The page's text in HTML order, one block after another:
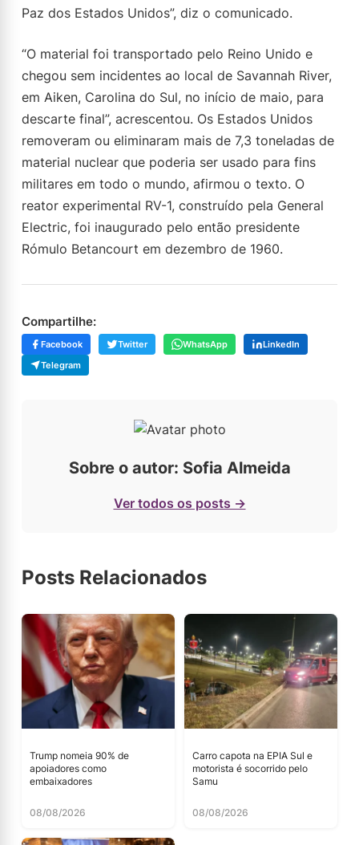
Paz dos Estados Unidos”, diz o comunicado.
“O material foi transportado pelo Reino Unido e
chegou sem incidentes ao local de Savannah River,
em Aiken, Carolina do Sul, no início de maio, para
descarte final”, acrescentou. Os Estados Unidos
removeram ou eliminaram mais de 7,3 toneladas de
material nuclear que poderia ser usado para fins
militares em todo o mundo, afirmou o texto. O
reator experimental RV-1, construído pela General
Electric, foi inaugurado pelo então presidente
Rómulo Betancourt em dezembro de 1960.
Compartilhe:
Facebook Twitter WhatsApp
LinkedIn
Telegram
Sobre o autor: Sofia Almeida
Ver todos os posts →
Posts Relacionados
Trump nomeia 90% de
apoiadores como
embaixadores
08/08/2026
Carro capota na EPIA Sul e
motorista é socorrido pelo
Samu
08/08/2026